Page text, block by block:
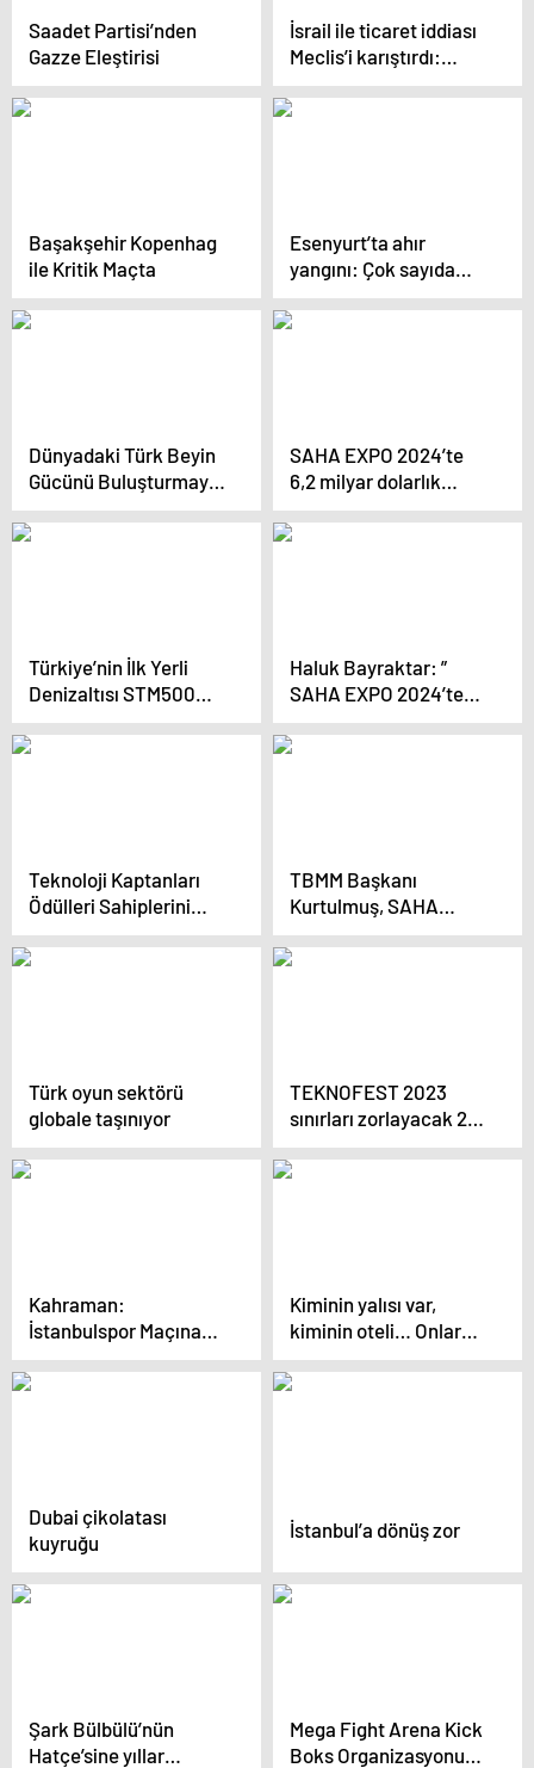
Saadet Partisi’nden
Gazze Eleştirisi
İsrail ile ticaret iddiası
Meclis’i karıştırdı:
Maskeniz düştü,
suçüstü yakalandınız
Başakşehir Kopenhag
ile Kritik Maçta
Esenyurt’ta ahır
yangını: Çok sayıda
büyükbaş öldü
Dünyadaki Türk Beyin
Gücünü Buluşturmayı
Hedefleyen Deal Room
Adlı Dijital Platform
SAHA EXPO 2024’te
6,2 milyar dolarlık
sözleşme imzalandı
Türkiye’nin İlk Yerli
Denizaltısı STM500
SAHA EXPO’da
Haluk Bayraktar: ”
SAHA EXPO 2024’te
4.6 milyar doları
ihracat olmak üzere,
Teknoloji Kaptanları
Ödülleri Sahiplerini
Buldu
TBMM Başkanı
Kurtulmuş, SAHA
EXPO 2024 Savunma,
Havacılık ve Uzay
Türk oyun sektörü
globale taşınıyor
TEKNOFEST 2023
sınırları zorlayacak 27
Nisan’da Atatürk
Havalimanı’nda
Kahraman:
İstanbulspor Maçına
Strateji Belirleyeceğim
Kiminin yalısı var,
kiminin oteli… Onlar
Türkiye’nin en zengin
ünlü kadın sanatçıları!
Dubai çikolatası
kuyruğu
İstanbul’a dönüş zor
Şark Bülbülü’nün
Hatçe’sine yıllar
Mega Fight Arena Kick
Boks Organizasyonu